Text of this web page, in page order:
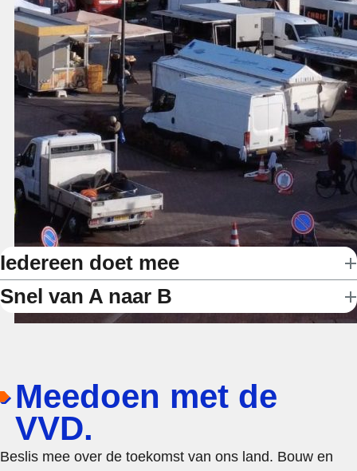
Iedereen doet mee
Snel van A naar B
Meedoen met de
VVD.
Beslis mee over de toekomst van ons land. Bouw en